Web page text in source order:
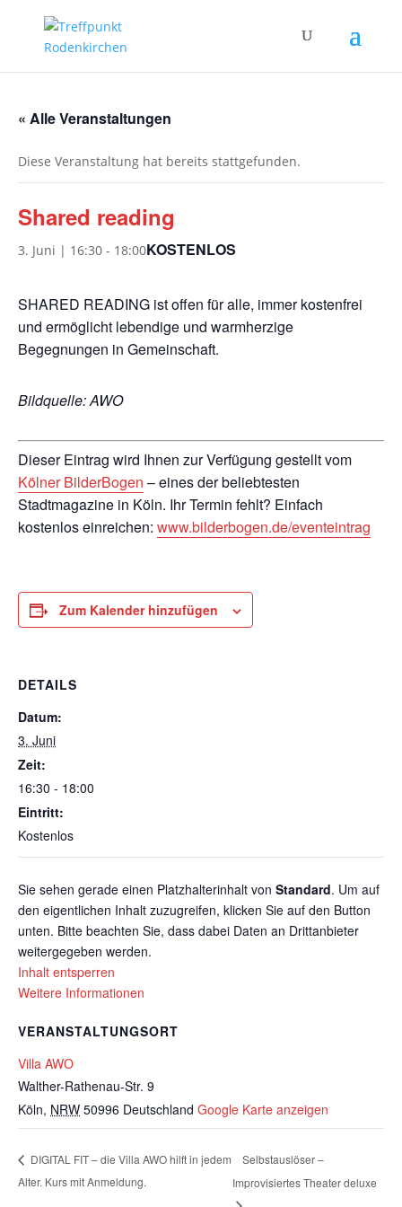
« Alle Veranstaltungen
Diese Veranstaltung hat bereits stattgefunden.
Shared reading
3. Juni | 16:30 - 18:00KOSTENLOS
SHARED READING ist offen für alle, immer kostenfrei
und ermöglicht lebendige und warmherzige
Begegnungen in Gemeinschaft.
Bildquelle: AWO
Dieser Eintrag wird Ihnen zur Verfügung gestellt vom
Kölner BilderBogen – eines der beliebtesten
Stadtmagazine in Köln. Ihr Termin fehlt? Einfach
kostenlos einreichen: www.bilderbogen.de/eventeintrag
Zum Kalender hinzufügen
DETAILS
Datum:
3. Juni
Zeit:
16:30 - 18:00
Eintritt:
Kostenlos
VERANSTALTUNGSORT
Villa AWO
Walther-Rathenau-Str. 9
Köln, NRW 50996 Deutschland Google Karte anzeigen
Sie sehen gerade einen Platzhalterinhalt von Standard. Um auf
den eigentlichen Inhalt zuzugreifen, klicken Sie auf den Button
unten. Bitte beachten Sie, dass dabei Daten an Drittanbieter
weitergegeben werden.
Inhalt entsperren
Weitere Informationen
DIGITAL FIT – die Villa AWO hilft in jedem
Alter. Kurs mit Anmeldung.
Selbstauslöser –
Improvisiertes Theater deluxe